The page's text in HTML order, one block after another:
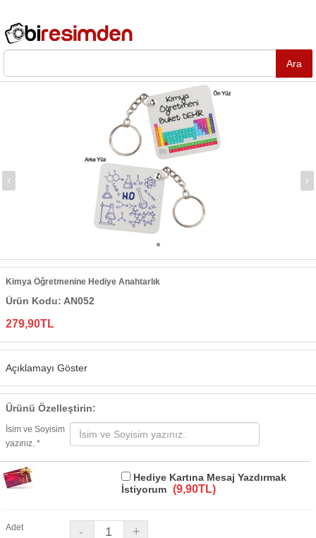
Kimya Öğretmenine Hediye Anahtarlık
Ürün Kodu: AN052
279,90TL
Açıklamayı Göster
Ürünü Özelleştirin:
İsim ve Soyisim
yazınız. *
Hediye Kartına Mesaj Yazdırmak
İstiyorum (9,90TL)
Adet